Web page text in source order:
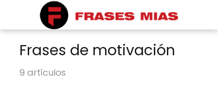
Frases de motivación
9 artículos